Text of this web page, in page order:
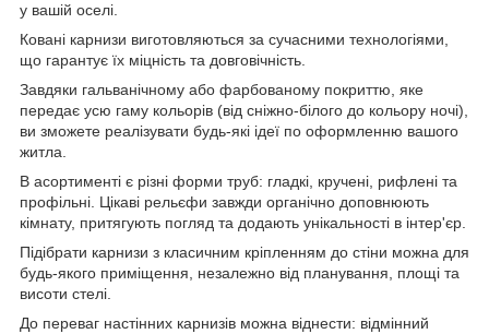
у вашій оселі.
Ковані карнизи виготовляються за сучасними технологіями,
що гарантує їх міцність та довговічність.
Завдяки гальванічному або фарбованому покриттю, яке
передає усю гаму кольорів (від сніжно-білого до кольору ночі),
ви зможете реалізувати будь-які ідеї по оформленню вашого
житла.
В асортименті є різні форми труб: гладкі, кручені, рифлені та
профільні. Цікаві рельєфи завжди органічно доповнюють
кімнату, притягують погляд та додають унікальності в інтер'єр.
Підібрати карнизи з класичним кріпленням до стіни можна для
будь-якого приміщення, незалежно від планування, площі та
висоти стелі.
До переваг настінних карнизів можна віднести: відмінний